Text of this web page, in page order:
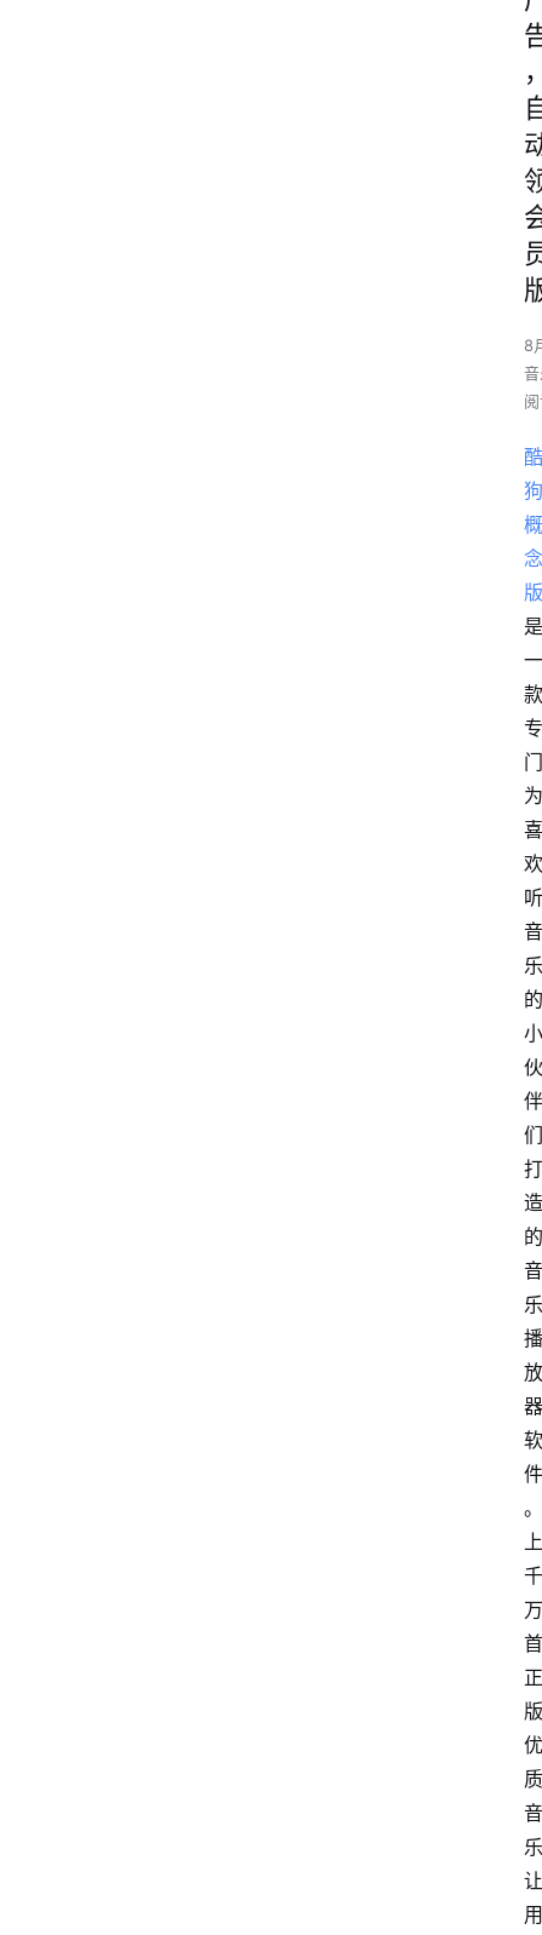
8
酷
狗
概
念
版
是
一
款
专
门
为
喜
欢
听
音
乐
的
小
伙
伴
们
打
造
的
音
乐
播
放
器
软
件
。
上
千
万
首
正
版
优
质
音
乐
让
用